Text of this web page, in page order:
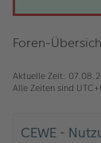
Foren-
Aktuelle Zeit:
Alle Zeiten sind
CEWE -